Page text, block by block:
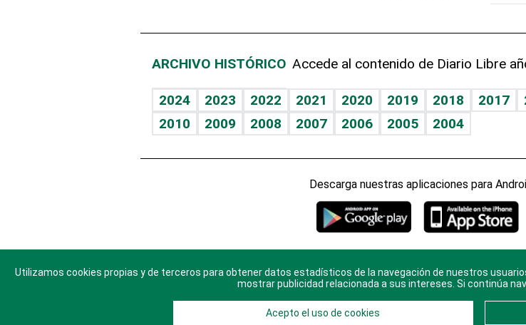
ARCHIVO HISTÓRICO Accede al contenido de Diario Libre
2024 2023 2022 2021 2020 2019 2018 2017
2010
2009 2008 2007 2006 2005 2004
Descarga nuestras aplicaciones para
© 2025 Diario Libre, todos los derechos
enContactocon nosotros y conoce
Utilizamos cookies propias y de terceros para obtener datos estadísticos de la navegación de nuestros
mostrar publicidad relacionada a sus intereses. Si continúa
Acepto el uso de cookies